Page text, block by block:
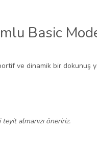
Basic
ve dinamik bir dokunuş
almanızı öneririz.